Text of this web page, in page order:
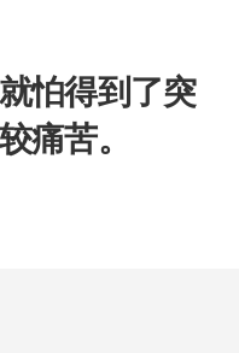
怕得到了突
痛苦。